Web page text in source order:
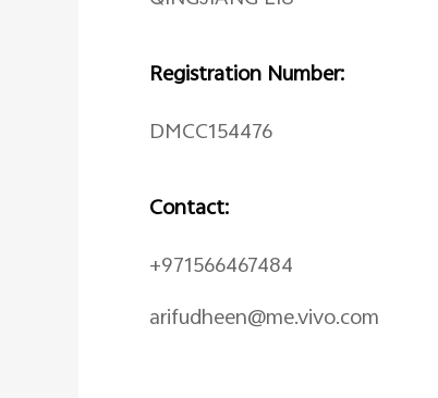
Registration Number:
DMCC154476
Contact:
+971566467484
arifudheen@me.vivo.com